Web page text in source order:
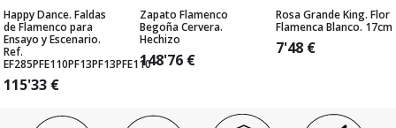
Happy Dance. Faldas
de Flamenco para
Ensayo y Escenario.
Ref.
EF285PFE110PF13PF13PFE110
115'33 €
Zapato Flamenco
Begoña Cervera.
Hechizo
148'76 €
Rosa Grande King. Flor
Flamenca Blanco. 17cm
7'48 €